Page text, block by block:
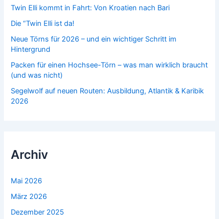
h
Twin Elli kommt in Fahrt: Von Kroatien nach Bari
Die “Twin Elli ist da!
Neue Törns für 2026 – und ein wichtiger Schritt im
Hintergrund
Packen für einen Hochsee-Törn – was man wirklich braucht
(und was nicht)
Segelwolf auf neuen Routen: Ausbildung, Atlantik & Karibik
2026
Archiv
Mai 2026
März 2026
Dezember 2025